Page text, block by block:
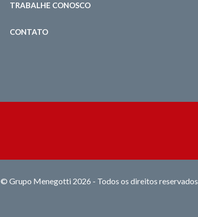
TRABALHE CONOSCO
CONTATO
© Grupo Menegotti 2026 - Todos os direitos reservados